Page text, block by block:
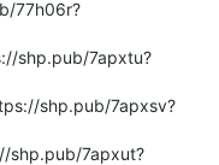
77h06r?
shp.pub/7apxtu?
shp.pub/7apxsv?
shp.pub/7apxut?